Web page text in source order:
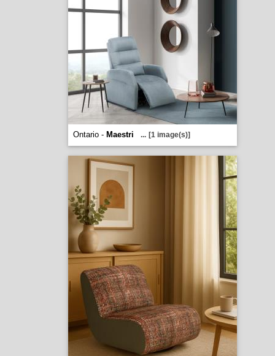
Ontario - Maestri ... [1 image(s)]